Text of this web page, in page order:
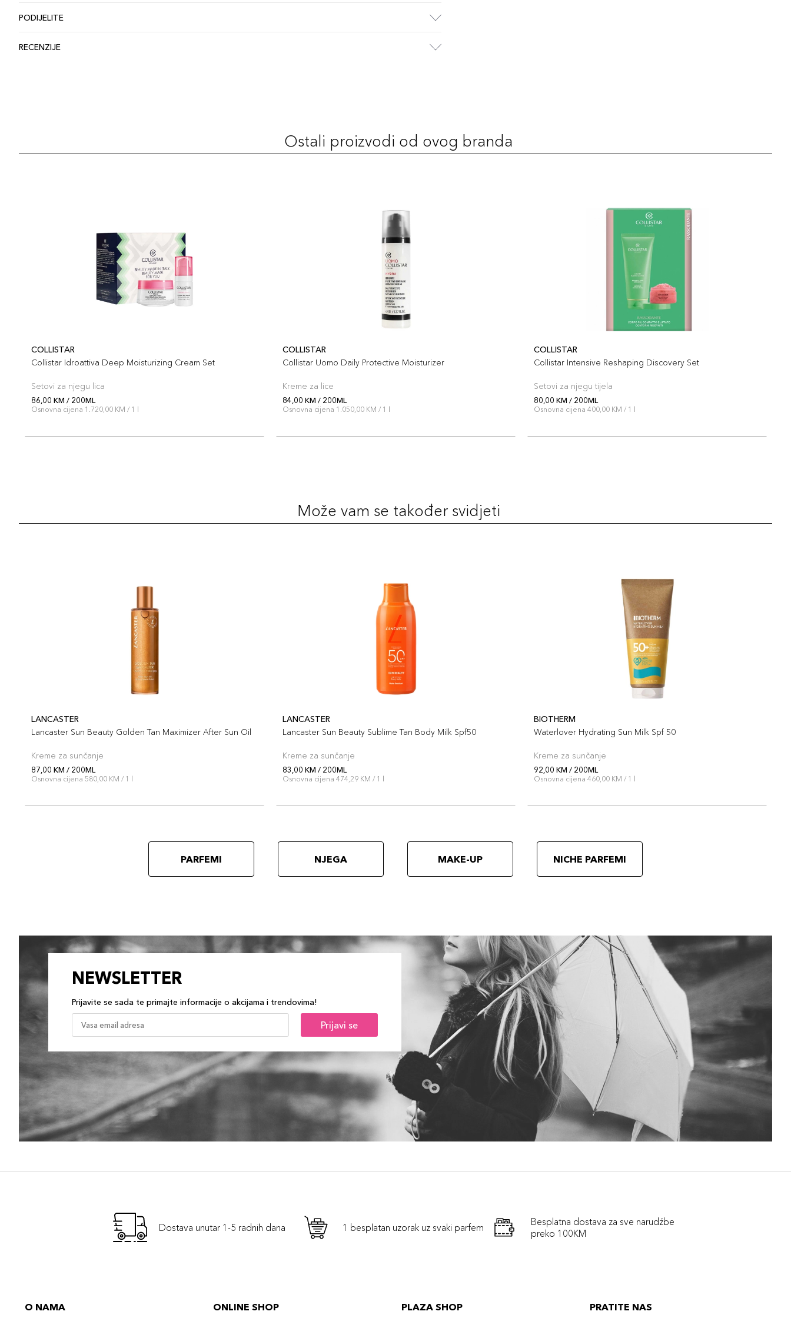
PODIJELITE
RECENZIJE
Ostali proizvodi od ovog branda
COLLISTAR
Collistar Idroattiva Deep Moisturizing Cream Set
Setovi za njegu lica
86,00 KM / 200ML
Osnovna cijena 1.720,00 KM / 1 l
COLLISTAR
Collistar Uomo Daily Protective Moisturizer
Kreme za lice
84,00 KM / 200ML
Osnovna cijena 1.050,00 KM / 1 l
COLLISTAR
Collistar Intensive Reshaping Discovery Set
Setovi za njegu tijela
80,00 KM / 200ML
Osnovna cijena 400,00 KM / 1 l
Može vam se također svidjeti
LANCASTER
Lancaster Sun Beauty Golden Tan Maximizer After Sun Oil
Kreme za sunčanje
87,00 KM / 200ML
Osnovna cijena 580,00 KM / 1 l
LANCASTER
Lancaster Sun Beauty Sublime Tan Body Milk Spf50
Kreme za sunčanje
83,00 KM / 200ML
Osnovna cijena 474,29 KM / 1 l
BIOTHERM
Waterlover Hydrating Sun Milk Spf 50
Kreme za sunčanje
92,00 KM / 200ML
Osnovna cijena 460,00 KM / 1 l
PARFEMI NJEGA MAKE-UP NICHE PARFEMI
NEWSLETTER
Prijavite se sada te primajte informacije o akcijama i trendovima!
Prijavi se
Dostava unutar 1-5 radnih dana 1 besplatan uzorak uz svaki parfem
Besplatna dostava za sve narudźbe
preko 100KM
O NAMA ONLINE SHOP PLAZA SHOP PRATITE NAS